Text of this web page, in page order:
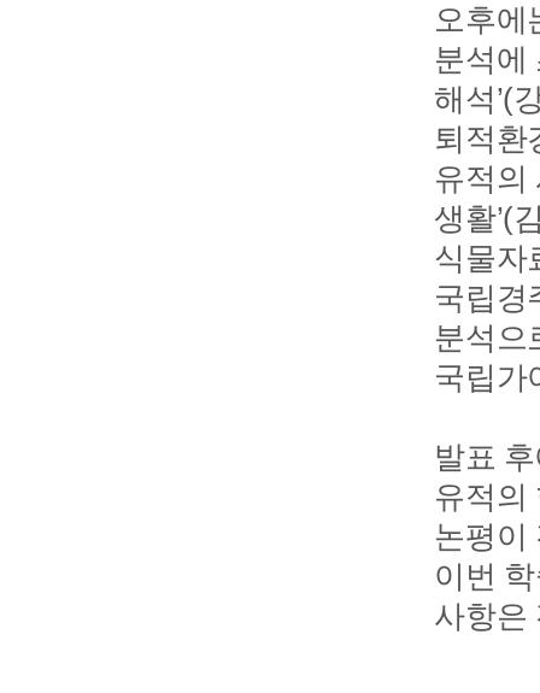
오후에
분석에
해석’(
퇴적환
유적의
생활’(
식물자
국립경
분석으
국립가
발표
유적의
논평이
이번
사항은